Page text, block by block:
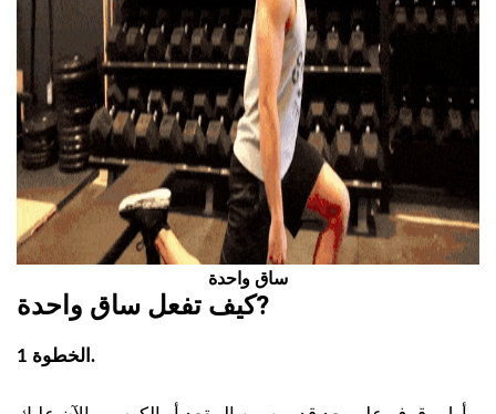
ساق واحدة
كيف تفعل ساق واحدة ?
الخطوة 1.